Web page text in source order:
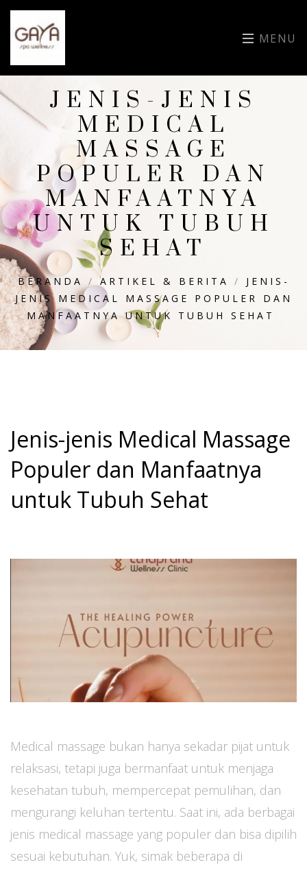
MENU
JENIS-JENIS
MEDICAL
MASSAGE
POPULER DAN
MANFAATNYA
UNTUK TUBUH
SEHAT
BERANDA /ARTIKEL & BERITA / JENIS-
JENIS MEDICAL MASSAGE POPULER DAN
MANFAATNYA UNTUK TUBUH SEHAT
Jenis-jenis Medical Massage
Populer dan Manfaatnya
untuk Tubuh Sehat
Medical massage bukan hanya sekadar pijat untuk
relaksasi, tetapi juga bermanfaat untuk menjaga
kesehatan tubuh, mempercepat pemulihan, dan
mengurangi keluhan tertentu. Saat ini, ada berbagai
jenis medical massage yang populer dan bisa dipilih
sesuai kebutuhan. Yuk, simak beberapa di